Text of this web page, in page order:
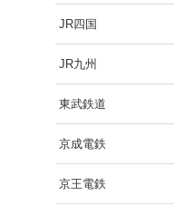
JR四国
JR九州
東武鉄道
京成電鉄
京王電鉄